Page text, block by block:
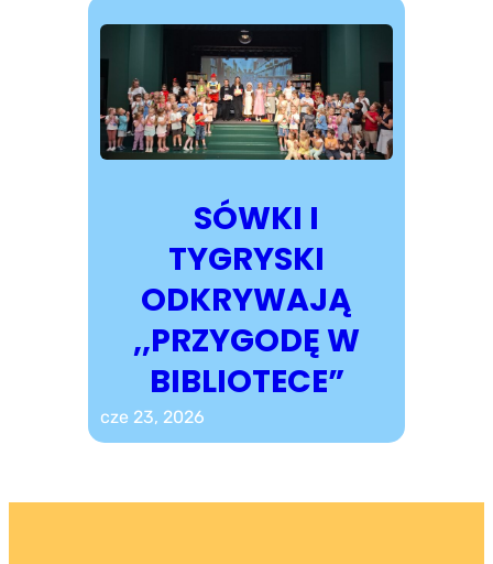
SÓWKI I
TYGRYSKI
ODKRYWAJĄ
,,PRZYGODĘ W
BIBLIOTECE”
cze 23, 2026